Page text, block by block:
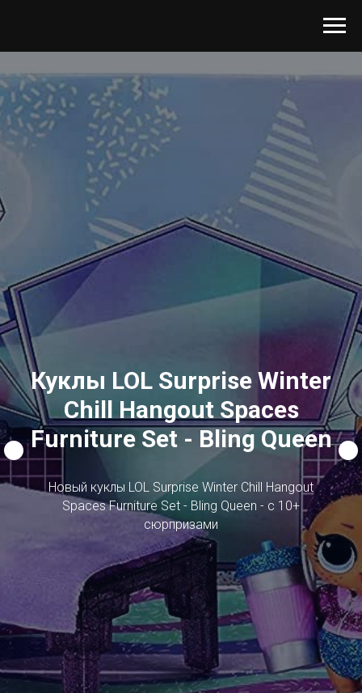
Куклы LOL Surprise Winter
Chill Hangout Spaces
Furniture Set - Bling Queen
Новый куклы LOL Surprise Winter Chill Hangout
Spaces Furniture Set - Bling Queen - с 10+
сюрпризами